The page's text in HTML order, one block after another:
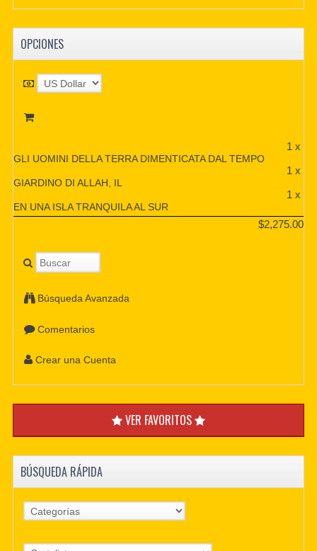
OPCIONES
1 x
GLI UOMINI DELLA TERRA DIMENTICATA DAL TEMPO
1 x
GIARDINO DI ALLAH, IL
1 x
EN UNA ISLA TRANQUILA AL SUR
$2,275.00
Búsqueda Avanzada
Comentarios
Crear una Cuenta
VER FAVORITOS
BÚSQUEDA RÁPIDA